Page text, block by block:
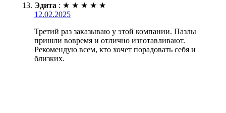
Эдита : ★ ★ ★ ★ ★
12.02.2025
Третий раз заказываю у этой компании. Пазлы
пришли вовремя и отлично изготавливают.
Рекомендую всем, кто хочет порадовать себя и
близких.